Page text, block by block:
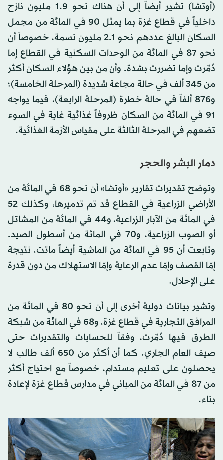
(أوتشا) تشير أيضاً إلى أن هناك نحو 1.9 مليون نازح
داخلياً في قطاع غزة بما يمثل 90 في المائة من مجمل
السكان البالغ عددهم نحو 2.1 مليون نسمة، خصوصاً أن
نحو 87 في المائة من الوحدات السكنية في القطاع إما
دُمِّرت وإما تضررت بشدة. وأن من بين هؤلاء السكان أكثر
من 345 ألف في حالة مجاعة شديدة (المرحلة الخامسة)؛
و876 ألفاً في حالة خطرة (المرحلة الرابعة)، فيما يواجه
91 في المائة من السكان ظروفاً غذائية غاية في السوء
تضعهم في المرحلة الثالثة على مقياس الأزمة الغذائية.
دمار البشر والحجر
وتوضح تقديرات تقارير «أوتشا» أن نحو 68 في المائة من
الأراضي الزراعية في القطاع قد تم تدميرها، وكذلك 52
في المائة من الآبار الزراعية، و44 في المائة من المشاتل
أو الصوب الزراعية، و70 في المائة من أسطول الصيد.
وتابعت أن 95 في المائة من الماشية أيضاً ماتت، نتيجة
إمّا القصف وإمّا عدم الرعاية وإمّا الاستهلاك من دون قدرة
على الإحلال.
وتشير بيانات دولية أخرى إلى أن نحو 80 في المائة من
المرافق التجارية في قطاع غزة، و68 في المائة من شبكة
الطرق فيها دُمِّرت، وفقاً للحسابات والتقديرات حتى
صيف العام الجاري. كما أن أكثر من 650 ألف طالب لا
يحصلون على تعليم مستدام، خصوصاً مع احتياج أكثر
من 87 في المائة من المباني في مدارس قطاع غزة لإعادة
بناء.